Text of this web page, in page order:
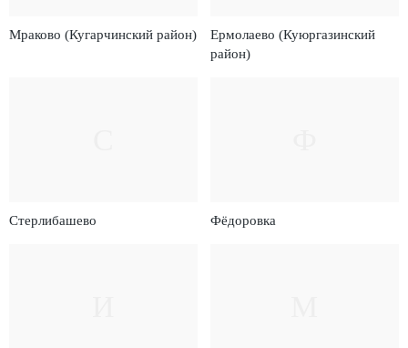
Мраково (Кугарчинский район)
Ермолаево (Куюргазинский
район)
Стерлибашево Фёдоровка